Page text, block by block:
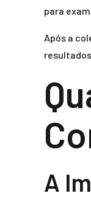
para
Após a
A